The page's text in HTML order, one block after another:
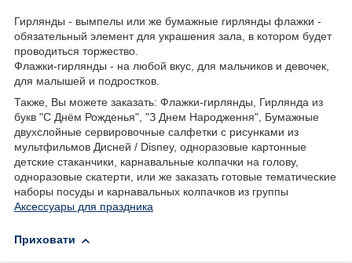
Гирлянды - вымпелы или же бумажные гирлянды флажки -
обязательный элемент для украшения зала, в котором будет
проводиться торжество.
Флажки-гирлянды - на любой вкус, для мальчиков и девочек,
для малышей и подростков.
Также, Вы можете заказать: Флажки-гирлянды, Гирлянда из
букв "С Днём Рожденья", "З Днем Народження", Бумажные
двухслойные сервировочные салфетки с рисунками из
мультфильмов Дисней / Disney, одноразовые картонные
детские стаканчики, карнавальные колпачки на голову,
одноразовые скатерти, или же заказать готовые тематические
наборы посуды и карнавальных колпачков из группы
Аксессуары для праздника
Приховати